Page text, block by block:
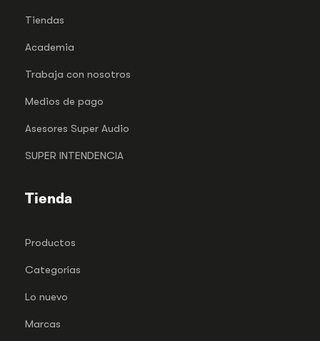
Tiendas
Academia
Trabaja con nosotros
Medios de pago
Asesores Super Audio
SUPER INTENDENCIA
Tienda
Productos
Categorías
Lo nuevo
Marcas